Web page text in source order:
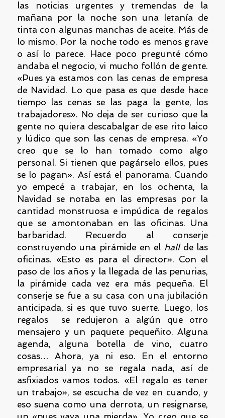
las noticias urgentes y tremendas de la
mañana por la noche son una letanía de
tinta con algunas manchas de aceite. Más de
lo mismo. Por la noche todo es menos grave
o así lo parece. Hace poco pregunté cómo
andaba el negocio, vi mucho follón de gente.
«Pues ya estamos con las cenas de empresa
de Navidad. Lo que pasa es que desde hace
tiempo las cenas se las paga la gente, los
trabajadores». No deja de ser curioso que la
gente no quiera descabalgar de ese rito laico
y lúdico que son las cenas de empresa. «Yo
creo que se lo han tomado como algo
personal. Si tienen que pagárselo ellos, pues
se lo pagan». Así está el panorama. Cuando
yo empecé a trabajar, en los ochenta, la
Navidad se notaba en las empresas por la
cantidad monstruosa e impúdica de regalos
que se amontonaban en las oficinas. Una
barbaridad. Recuerdo al conserje
construyendo una pirámide en el hallde las
oficinas. «Esto es para el director». Con el
paso de los años y la llegada de las penurias,
la pirámide cada vez era más pequeña. El
conserje se fue a su casa con una jubilación
anticipada, si es que tuvo suerte. Luego, los
regalos se redujeron a algún que otro
mensajero y un paquete pequeñito. Alguna
agenda, alguna botella de vino, cuatro
cosas… Ahora, ya ni eso. En el entorno
empresarial ya no se regala nada, así de
asfixiados vamos todos. «El regalo es tener
un trabajo», se escucha de vez en cuando, y
eso suena como una derrota, un resignarse,